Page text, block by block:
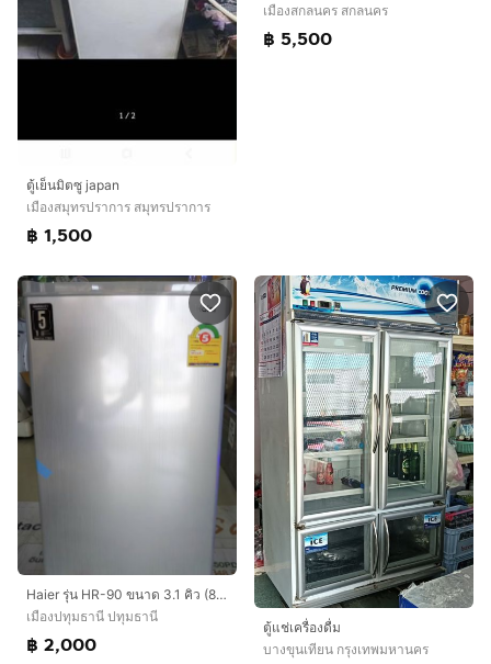
ตู้เย็นมิตซู japan
เมืองสมุทรปราการ สมุทรปราการ
฿ 1,500
เมืองสกลนคร สกลนคร
฿ 5,500
Haier รุ่น HR-90 ขนาด 3.1 คิว (89 ลิตร) 1ประตู
เมืองปทุมธานี ปทุมธานี
฿ 2,000
ตู้แช่เครื่องดื่ม
บางขุนเทียน กรุงเทพมหานคร